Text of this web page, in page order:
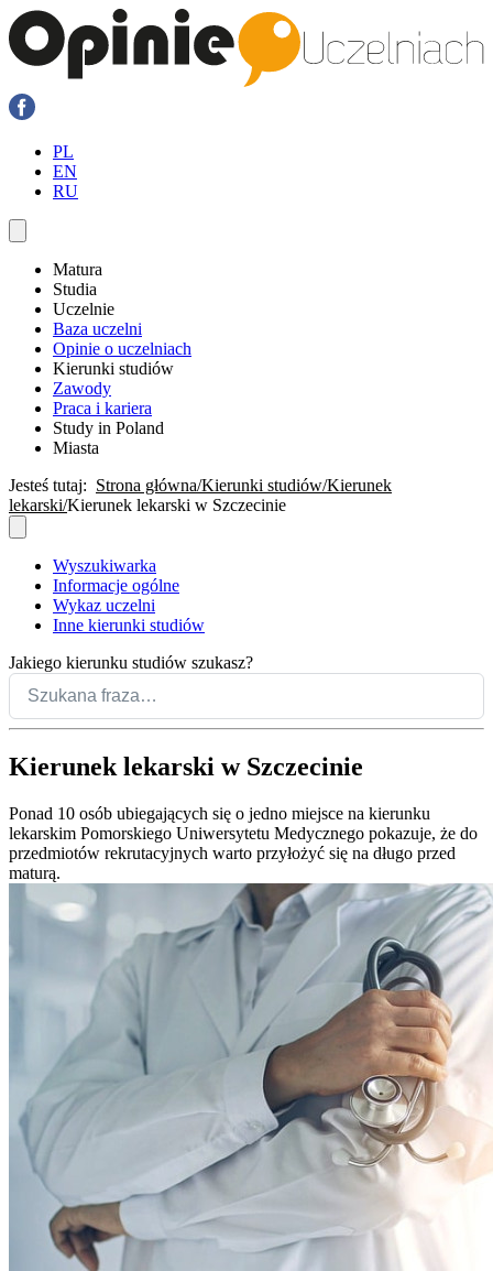
PL
EN
RU
Matura
Studia
Uczelnie
Baza uczelni
Opinie o uczelniach
Kierunki studiów
Zawody
Praca i kariera
Study in Poland
Miasta
Jesteś tutaj: Strona główna Kierunki studiów Kierunek
lekarski Kierunek lekarski w Szczecinie
Wyszukiwarka
Informacje ogólne
Wykaz uczelni
Inne kierunki studiów
Jakiego kierunku studiów szukasz?
Kierunek lekarski w Szczecinie
Ponad 10 osób ubiegających się o jedno miejsce na kierunku
lekarskim Pomorskiego Uniwersytetu Medycznego pokazuje, że do
przedmiotów rekrutacyjnych warto przyłożyć się na długo przed
maturą.